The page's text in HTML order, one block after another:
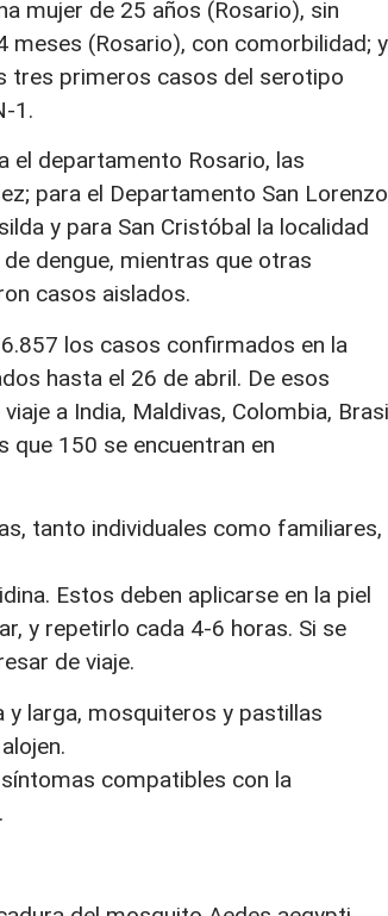
mujer de 25 años (Rosario), sin
meses (Rosario), con comorbilidad; y
tres primeros casos del serotipo
1.
el departamento Rosario, las
para el Departamento San
y para San Cristóbal la localidad
dengue, mientras que otras
casos aislados.
los casos confirmados en la
hasta el 26 de abril. De esos
a India, Maldivas, Colombia,
que 150 se encuentran en
tanto individuales como familiares,
Estos deben aplicarse en la piel
y repetirlo cada 4-6 horas. Si se
de viaje.
larga, mosquiteros y pastillas
compatibles con la